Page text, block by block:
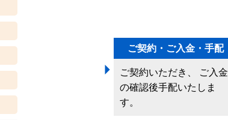
ご契約・ご入金・手配
ご契約いただき、 ご入金
の確認後手配いたしま
す。